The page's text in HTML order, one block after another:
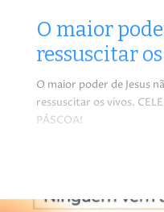
O maior
ressuscitar
O maior poder de Jesus
ressuscitar os vivos.
PÁSCOA!